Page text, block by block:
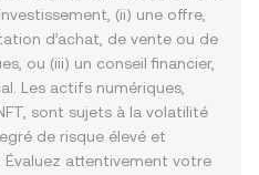
(ii) une offre,
d’achat, de vente ou de
ou (iii) un conseil financier,
Les actifs numériques,
sont sujets à la volatilité
de risque élevé et
Évaluez attentivement votre